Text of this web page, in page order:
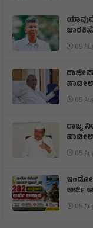
05
05
ರಾಜ್ಯ
05
ಇಂಡೋ
ಅರ್ಜಿ
05